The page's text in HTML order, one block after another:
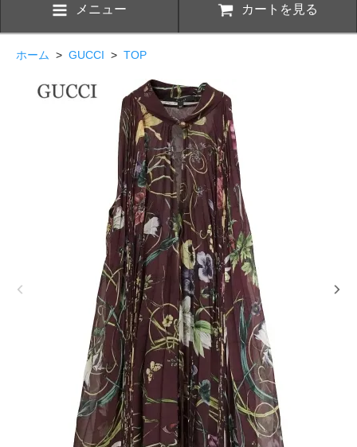
メニュー カートを見る
ホーム > GUCCI > TOP